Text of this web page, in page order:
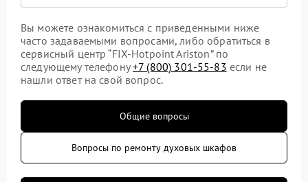
Вы можете ознакомиться с приведенными ниже
часто задаваемыми вопросами, либо обратиться в
сервисный центр “FIX-Hotpoint Ariston” по
следующему телефону+7 (800) 301-55-83 если не
нашли ответ на свой вопрос.
Общие вопросы
Вопросы по ремонту духовых шкафов